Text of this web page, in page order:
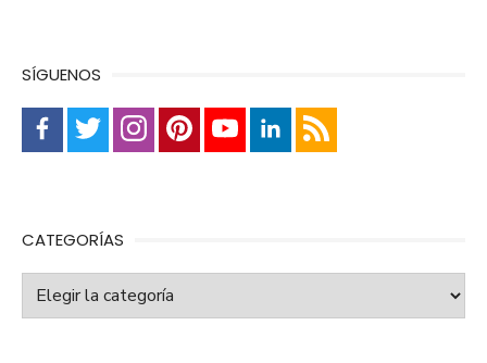
SÍGUENOS
CATEGORÍAS
Categorías